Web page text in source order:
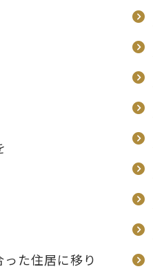
た住居に移り